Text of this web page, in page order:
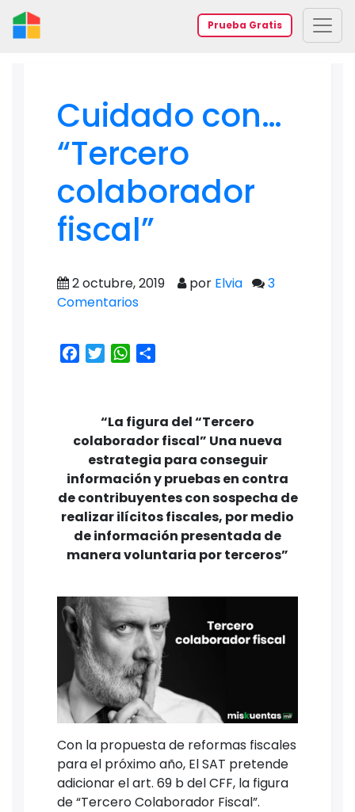
Prueba Gratis
Cuidado con…
“Tercero
colaborador
fiscal”
2 octubre, 2019 por Elvia
3
Comentarios
Facebook
TwitterWhatsApp
“La figura del “Tercero
colaborador fiscal” Una nueva
estrategia para conseguir
información y pruebas en contra
de contribuyentes con sospecha de
realizar ilícitos fiscales, por medio
de información presentada de
manera voluntaria por terceros”
Con la propuesta de reformas fiscales
para el próximo año, El SAT pretende
adicionar el art. 69 b del CFF, la figura
de “Tercero Colaborador Fiscal”.